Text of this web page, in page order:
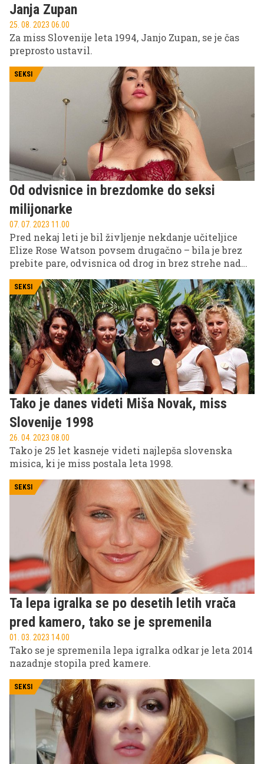
Janja Zupan
25. 08. 2023 06.00
Za miss Slovenije leta 1994, Janjo Zupan, se je čas
preprosto ustavil.
SEKSI
Od odvisnice in brezdomke do seksi
milijonarke
07. 07. 2023 11.00
Pred nekaj leti je bil življenje nekdanje učiteljice
Elize Rose Watson povsem drugačno – bila je brez
prebite pare, odvisnica od drog in brez strehe nad
glavo. Danes? Zvezdnica na OnlyFansu, ki živi na
veliki nogi.
SEKSI
Tako je danes videti Miša Novak, miss
Slovenije 1998
26. 04. 2023 08.00
Tako je 25 let kasneje videti najlepša slovenska
misica, ki je miss postala leta 1998.
SEKSI
Ta lepa igralka se po desetih letih vrača
pred kamero, tako se je spremenila
01. 03. 2023 14.00
Tako se je spremenila lepa igralka odkar je leta 2014
nazadnje stopila pred kamere.
SEKSI